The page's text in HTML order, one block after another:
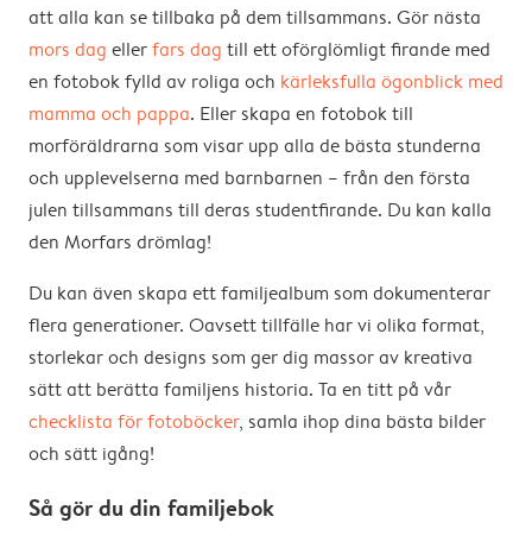
att alla kan se tillbaka på dem tillsammans. Gör nästa
mors dag ellerfars dag till ett oförglömligt firande med
en fotobok fylld av roliga och kärleksfulla ögonblick med
mamma och pappa. Eller skapa en fotobok till
morföräldrarna som visar upp alla de bästa stunderna
och upplevelserna med barnbarnen – från den första
julen tillsammans till deras studentfirande. Du kan kalla
den Morfars drömlag!
Du kan även skapa ett familjealbum som dokumenterar
flera generationer. Oavsett tillfälle har vi olika format,
storlekar och designs som ger dig massor av kreativa
sätt att berätta familjens historia. Ta en titt på vår
checklista för fotoböcker, samla ihop dina bästa bilder
och sätt igång!
Så gör du din familjebok